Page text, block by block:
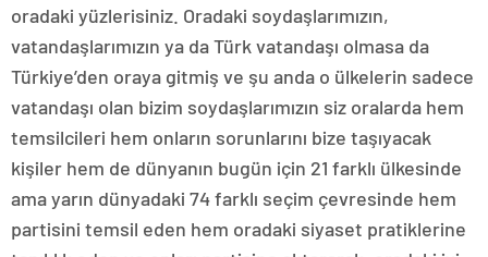
oradaki yüzlerisiniz. Oradaki soydaşlarımızın,
vatandaşlarımızın ya da Türk vatandaşı olmasa da
Türkiye’den oraya gitmiş ve şu anda o ülkelerin sadece
vatandaşı olan bizim soydaşlarımızın siz oralarda hem
temsilcileri hem onların sorunlarını bize taşıyacak
kişiler hem de dünyanın bugün için 21 farklı ülkesinde
ama yarın dünyadaki 74 farklı seçim çevresinde hem
partisini temsil eden hem oradaki siyaset pratiklerine